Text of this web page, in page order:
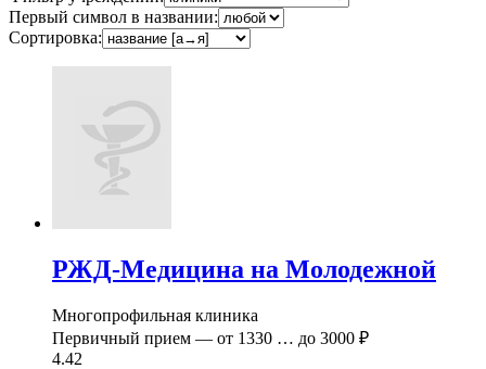
Первый символ в названии:
Сортировка:
РЖД-Медицина на Молодежной
Многопрофильная клиника
Первичный прием — от 1330 … до 3000 ₽
4.42